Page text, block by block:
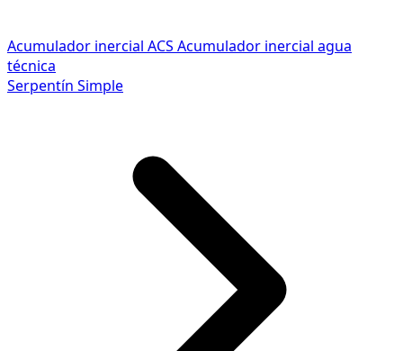
Acumulador inercial ACS Acumulador inercial agua
técnica
Serpentín Simple